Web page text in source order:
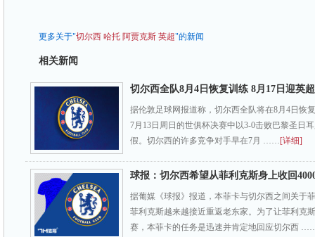
更多关于"切尔西 哈托 阿贾克斯 英超"的新闻
相关新闻
切尔西全队8月4日恢复训练 8月17日迎英
据伦敦足球网报道称，切尔西全队将在8月4日恢
7月13日周日的世俱杯决赛中以3-0击败巴黎圣日
假。切尔西的许多竞争对手早在7月 ……[详细]
球报：切尔西希望从菲利克斯身上收回
据葡媒《球报》报道，本菲卡与切尔西之间关于
菲利克斯越来越接近重返老东家。为了让菲利克
赛，本菲卡的任务是迅速并肯定地回应切尔西